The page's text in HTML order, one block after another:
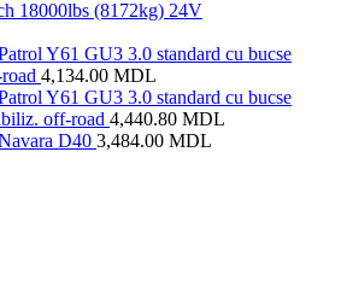
18000lbs (8172kg) 24V
Y61 GU3 3.0 standard cu bucse
4,134.00 MDL
Y61 GU3 3.0 standard cu bucse
off-road 4,440.80 MDL
D40 3,484.00 MDL